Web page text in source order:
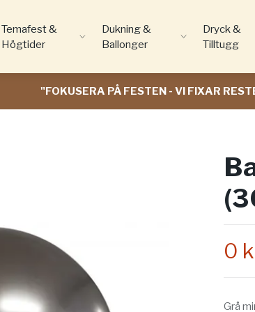
Temafest &
Högtider
Dukning &
Ballonger
Dryck &
Tilltugg
"FOKUSERA PÅ FESTEN - VI FIXAR
0
Grå